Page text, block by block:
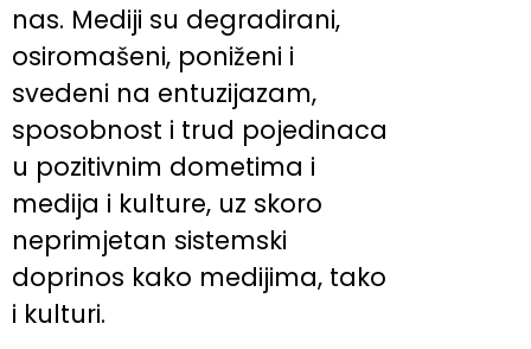
nas. Mediji su degradirani,
osiromašeni, poniženi i
svedeni na entuzijazam,
sposobnost i trud pojedinaca
u pozitivnim dometima i
medija i kulture, uz skoro
neprimjetan sistemski
doprinos kako medijima, tako
i kulturi.